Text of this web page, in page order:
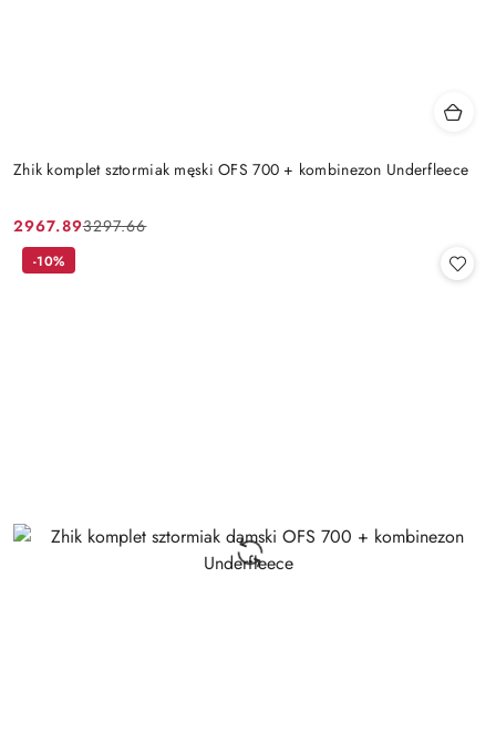
Zhik komplet sztormiak męski OFS 700 + kombinezon Underfleece
Cena
promocyjna:
2967.89
Cena
przed
3297.66
-10%